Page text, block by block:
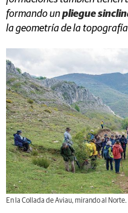
formando unpliegue
la geometría de la
En la Collada de Aviau, mirando al Norte.